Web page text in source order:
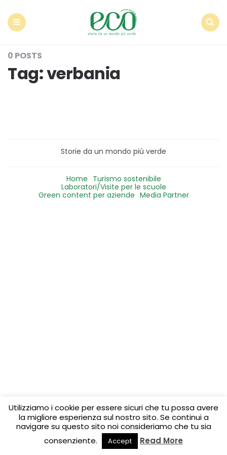
0 POSTS
Tag:verbania
Storie da un mondo più verde
Home Turismo sostenibile
Laboratori/Visite per le scuole
Green content per aziende Media Partner
Utilizziamo i cookie per essere sicuri che tu possa avere
la migliore esperienza sul nostro sito. Se continui a
navigare su questo sito noi consideriamo che tu sia
consenziente.
Accept Read More